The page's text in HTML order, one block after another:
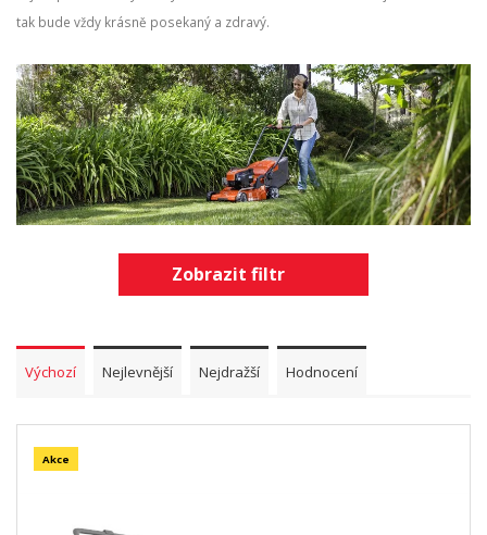
tak bude vždy krásně posekaný a zdravý.
Zobrazit filtr
Výchozí Nejlevnější Nejdražší Hodnocení
Akce